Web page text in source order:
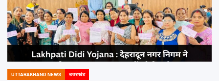
POSTED
UTTARAKHAND NEWS उत्तराखंड